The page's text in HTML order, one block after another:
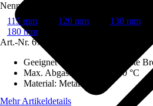
Nenndurchmesser
115 mm
120 mm 130 mm
180 mm
Art.-Nr. 6742099
Geeignet für Brennstoffe
Feste
Max. Abgastemperatur
600 °C
Material: Metall
Mehr Artikeldetails